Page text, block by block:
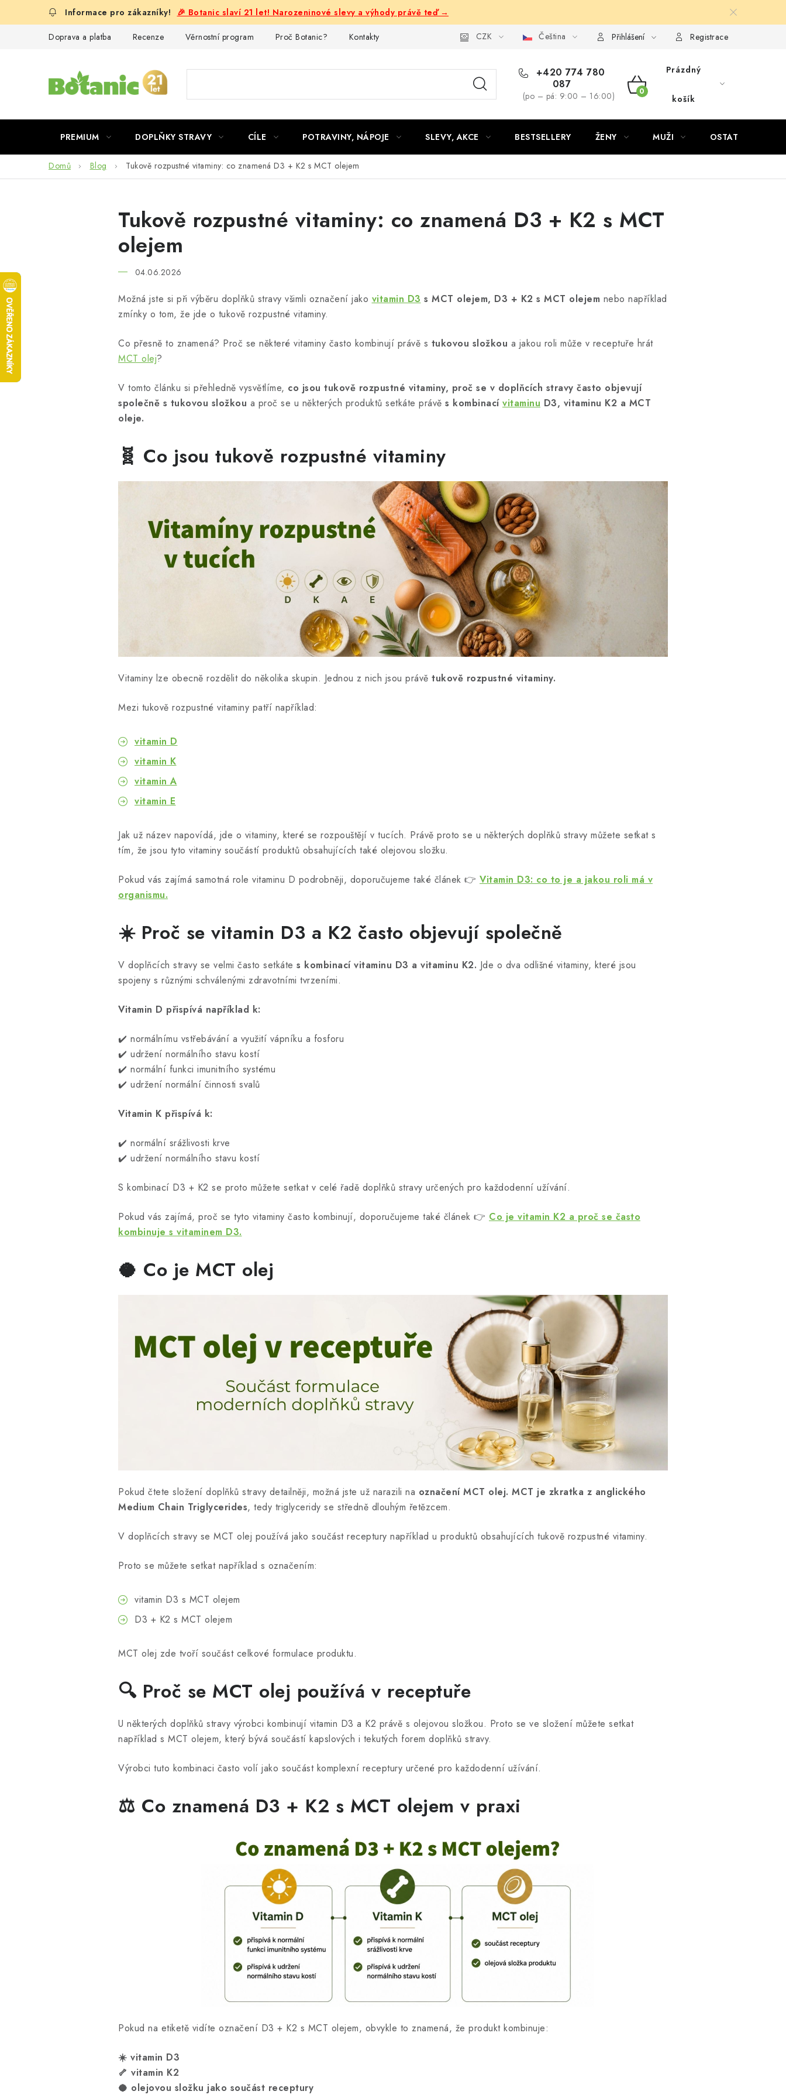
🎉 Botanic slaví 21 let! Narozeninové slevy a výhody právě teď →
Doprava a platba Recenze Věrnostní program Proč Botanic? Kontakty CZK Čeština Přihlášení Registrace
+420 774 780
087
(po – pá: 9:00 – 16:00)
NÁKUPNÍ
Prázdný
košík
PREMIUM DOPLŇKY STRAVY CÍLE POTRAVINY, NÁPOJE SLEVY, AKCE BESTSELLERY ŽENY MUŽI OSTATNÍ
Domů Blog Tukově rozpustné vitaminy: co znamená D3 + K2 s MCT olejem
Tukově rozpustné vitaminy: co znamená D3 + K2 s MCT
olejem
04.06.2026
Možná jste si při výběru doplňků stravy všimli označení jako vitamin D3 s MCT olejem, D3 + K2 s MCT olejem nebo například
zmínky o tom, že jde o tukově rozpustné vitaminy.
Co přesně to znamená? Proč se některé vitaminy často kombinují právě s tukovou složkou a jakou roli může v receptuře hrát
MCT olej?
V tomto článku si přehledně vysvětlíme, co jsou tukově rozpustné vitaminy, proč se v doplňcích stravy často objevují
společně s tukovou složkou a proč se u některých produktů setkáte právě s kombinací vitaminu D3, vitaminu K2 a MCT
oleje.
🧬 Co jsou tukově rozpustné vitaminy
Vitaminy lze obecně rozdělit do několika skupin. Jednou z nich jsou právě tukově rozpustné vitaminy.
Mezi tukově rozpustné vitaminy patří například:
vitamin D
vitamin K
vitamin A
vitamin E
Jak už název napovídá, jde o vitaminy, které se rozpouštějí v tucích. Právě proto se u některých doplňků stravy můžete setkat s
tím, že jsou tyto vitaminy součástí produktů obsahujících také olejovou složku.
Pokud vás zajímá samotná role vitaminu D podrobněji, doporučujeme také článek 👉 Vitamin D3: co to je a jakou roli má v
organismu.
☀️ Proč se vitamin D3 a K2 často objevují společně
V doplňcích stravy se velmi často setkáte s kombinací vitaminu D3 a vitaminu K2. Jde o dva odlišné vitaminy, které jsou
spojeny s různými schválenými zdravotními tvrzeními.
Vitamin D přispívá například k:
✔️ normálnímu vstřebávání a využití vápníku a fosforu
✔️ udržení normálního stavu kostí
✔️ normální funkci imunitního systému
✔️ udržení normální činnosti svalů
Vitamin K přispívá k:
✔️ normální srážlivosti krve
✔️ udržení normálního stavu kostí
S kombinací D3 + K2 se proto můžete setkat v celé řadě doplňků stravy určených pro každodenní užívání.
Pokud vás zajímá, proč se tyto vitaminy často kombinují, doporučujeme také článek 👉 Co je vitamin K2 a proč se často
kombinuje s vitaminem D3.
🥥 Co je MCT olej
Pokud čtete složení doplňků stravy detailněji, možná jste už narazili na označení MCT olej. MCT je zkratka z anglického
Medium Chain Triglycerides, tedy triglyceridy se středně dlouhým řetězcem.
V doplňcích stravy se MCT olej používá jako součást receptury například u produktů obsahujících tukově rozpustné vitaminy.
Proto se můžete setkat například s označením:
vitamin D3 s MCT olejem
D3 + K2 s MCT olejem
MCT olej zde tvoří součást celkové formulace produktu.
🔍 Proč se MCT olej používá v receptuře
U některých doplňků stravy výrobci kombinují vitamin D3 a K2 právě s olejovou složkou. Proto se ve složení můžete setkat
například s MCT olejem, který bývá součástí kapslových i tekutých forem doplňků stravy.
Výrobci tuto kombinaci často volí jako součást komplexní receptury určené pro každodenní užívání.
⚖️ Co znamená D3 + K2 s MCT olejem v praxi
Pokud na etiketě vidíte označení D3 + K2 s MCT olejem, obvykle to znamená, že produkt kombinuje:
☀️ vitamin D3
🦴 vitamin K2
🥥 olejovou složku jako součást receptury